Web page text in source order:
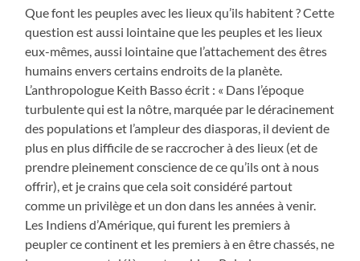
Que font les peuples avec les lieux qu’ils habitent ? Cette
question est aussi lointaine que les peuples et les lieux
eux-mêmes, aussi lointaine que l’attachement des êtres
humains envers certains endroits de la planète.
L’anthropologue Keith Basso écrit : « Dans l’époque
turbulente qui est la nôtre, marquée par le déracinement
des populations et l’ampleur des diasporas, il devient de
plus en plus difficile de se raccrocher à des lieux (et de
prendre pleinement conscience de ce qu’ils ont à nous
offrir), et je crains que cela soit considéré partout
comme un privilège et un don dans les années à venir.
Les Indiens d’Amérique, qui furent les premiers à
peupler ce continent et les premiers à en être chassés, ne